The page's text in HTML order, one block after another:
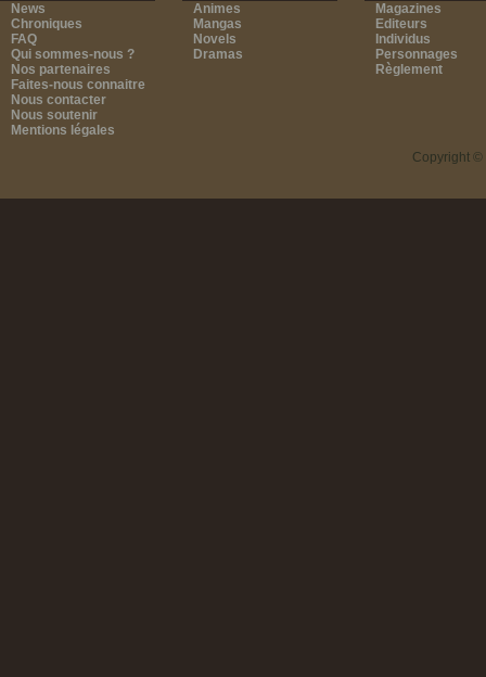
News
Chroniques
FAQ
Qui sommes-nous ?
Nos partenaires
Faites-nous connaitre
Nous contacter
Nous soutenir
Mentions légales
Animes
Mangas
Novels
Dramas
Magazines
Editeurs
Individus
Personnages
Règlement
Copyright ©